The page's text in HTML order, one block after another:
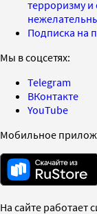
терроризму
Подписка на
Мы в соцсетях:
Telegram
ВКонтакте
YouTube
Мобильное
На сайте работает